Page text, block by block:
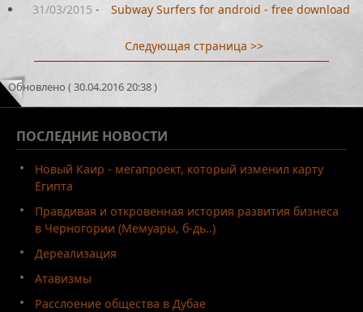
31/03/2015 - Subway Surfers for android - free download
Следующая страница >>
Обновлено ( 30.04.2016 20:38 )
ПОСЛЕДНИЕ НОВОСТИ
Новый Каир - мегапроект, который изменил карту
Египта
Правдивая и откровенная история развития бизнеса
в Черногории (Мемуары, б-дь..)
Дереализация
Атавизмы
Расслоение общества в Дубае